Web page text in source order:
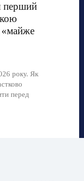
перший
«майже
року. Як
перед